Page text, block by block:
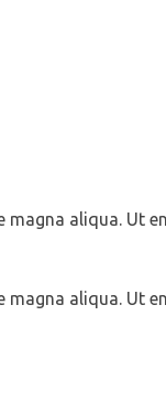
aliqua. Ut
aliqua. Ut